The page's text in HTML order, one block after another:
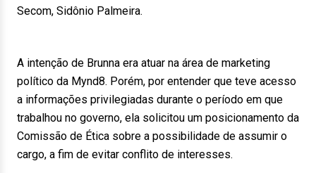
Secom, Sidônio Palmeira.
A intenção de Brunna era atuar na área de marketing
político da Mynd8. Porém, por entender que teve acesso
a informações privilegiadas durante o período em que
trabalhou no governo, ela solicitou um posicionamento da
Comissão de Ética sobre a possibilidade de assumir o
cargo, a fim de evitar conflito de interesses.